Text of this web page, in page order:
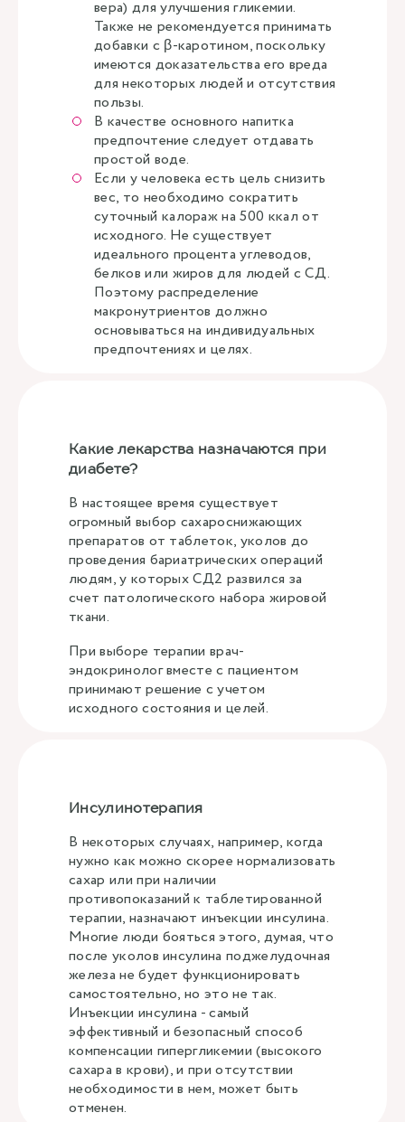
вера) для улучшения гликемии.
Также не рекомендуется принимать
добавки с β-каротином, поскольку
имеются доказательства его вреда
для некоторых людей и отсутствия
пользы.
В качестве основного напитка
предпочтение следует отдавать
простой воде.
Если у человека есть цель снизить
вес, то необходимо сократить
суточный калораж на 500 ккал от
исходного. Не существует
идеального процента углеводов,
белков или жиров для людей с СД.
Поэтому распределение
макронутриентов должно
основываться на индивидуальных
предпочтениях и целях.
Какие лекарства назначаются при
диабете?
В настоящее время существует
огромный выбор сахароснижающих
препаратов от таблеток, уколов до
проведения бариатрических операций
людям, у которых СД2 развился за
счет патологического набора жировой
ткани.
При выборе терапии врач-
эндокринолог вместе с пациентом
принимают решение с учетом
исходного состояния и целей.
Инсулинотерапия
В некоторых случаях, например, когда
нужно как можно скорее нормализовать
сахар или при наличии
противопоказаний к таблетированной
терапии, назначают инъекции инсулина.
Многие люди бояться этого, думая, что
после уколов инсулина поджелудочная
железа не будет функционировать
самостоятельно, но это не так.
Инъекции инсулина - самый
эффективный и безопасный способ
компенсации гипергликемии (высокого
сахара в крови), и при отсутствии
необходимости в нем, может быть
отменен.